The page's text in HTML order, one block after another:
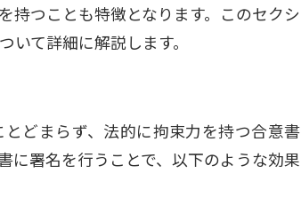
持つことも特徴となります。このセクシ
て詳細に解説します。
どまらず、法的に拘束力を持つ合意書
に署名を行うことで、以下のような効果